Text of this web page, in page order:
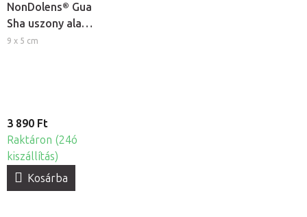
NonDolens® Gua
Sha uszony alakú
masszázskő -
9 x 5 cm
3 890 Ft
Raktáron (24ó
kiszállítás)
Kosárba